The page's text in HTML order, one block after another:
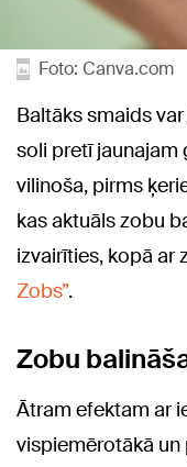
Foto: Canva.com
Baltāks smaids
soli pretī jaunajam
vilinoša, pirms
kas aktuāls zobu
izvairīties, kopā ar
Zobs”.
Zobu
Ātram efektam ar
vispiemērotākā